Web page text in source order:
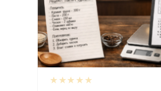
★★★★★